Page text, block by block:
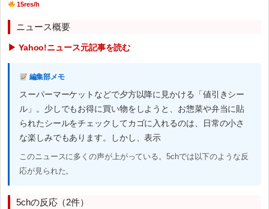
15res/h
ニュース概要
▶ Yahoo!ニュース元記事を読む
編集部メモ
スーパーマーケットなどで夕方以降に見かける「値引きシー
ル」。少しでもお得に買い物をしようと、お惣菜や弁当に貼
られたシールをチェックしてカゴに入れるのは、日常の小さ
な楽しみでもあります。しかし、表示
このニュースに多くの声が上がっている。5chでは以下のような反
応が見られた。
5chの反応（2件）